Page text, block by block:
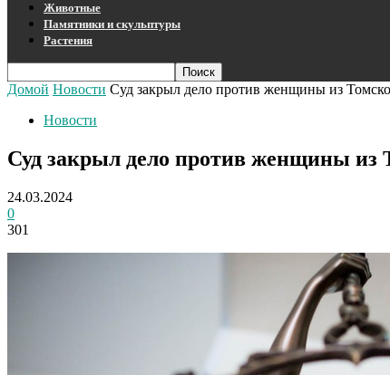
Животные
Памятники и скульптуры
Растения
Домой Новости Суд закрыл дело против женщины из
Новости
Суд закрыл дело против женщины из
24.03.2024
0
301